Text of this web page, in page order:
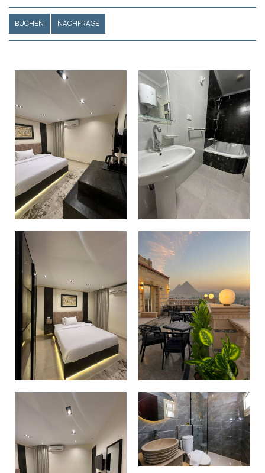
BUCHEN NACHFRAGE